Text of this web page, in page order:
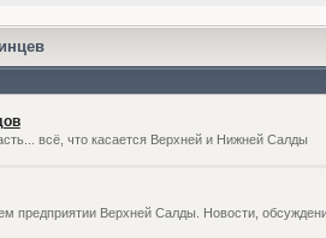
всё, что касается Верхней и Нижней Салды
предприятии Верхней Салды. Новости,